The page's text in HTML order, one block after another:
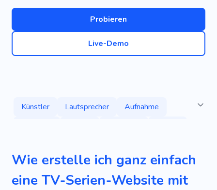
Probieren
Live-Demo
Künstler Lautsprecher
Aufnahme
Akademie
Liebe
Medien
Aufmerksamkeitsstark
Startet Bald
Wie erstelle ich ganz einfach
eine TV-Serien-Website mit